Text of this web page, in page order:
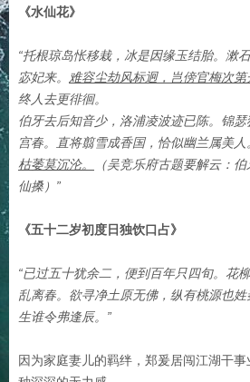
《水仙花》
“托根琼岛怅移栽，冰是因缘玉结胎。漱
宓妃来。
难容尘劫风标迥，岂傍官梅次第
终人去更徘徊。
伯牙去后知音少，洛浦凌波迹已陈。锦
宫春。直将翦雪成香国，恰似幽兰属美人
枯萎莫沉沦。
（吴竞乐府古题要解云：
仙搡）”
《五十二岁初度日独饮口占》
“已过五十犹余二，便到百年只四旬。花
乱离春。欲寻净土原无佛，纵有桃源也
生谁令弗逢辰。”
因为家庭妻儿的羁绊，郑爰居闯江湖干